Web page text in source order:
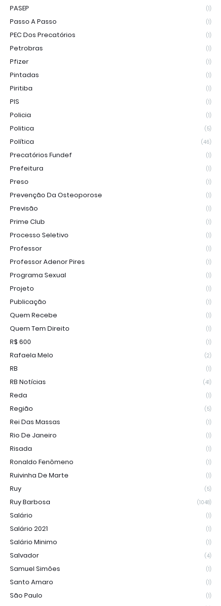
PASEP (1)
Passo A Passo (1)
PEC Dos Precatórios (1)
Petrobras (1)
Pfizer (1)
Pintadas (1)
Piritiba (1)
PIS (1)
Policia (1)
Politica (5)
Política (46)
Precatórios Fundef (1)
Prefeitura (1)
Preso (1)
Prevenção Da Osteoporose (1)
Previsão (1)
Prime Club (1)
Processo Seletivo (1)
Professor (1)
Professor Adenor Pires (1)
Programa Sexual (1)
Projeto (1)
Publicação (1)
Quem Recebe (1)
Quem Tem Direito (1)
R$ 600 (1)
Rafaela Melo (2)
RB (1)
RB Notícias (41)
Reda (1)
Região (5)
Rei Das Massas (1)
Rio De Janeiro (1)
Risada (1)
Ronaldo Fenômeno (1)
Ruivinha De Marte (1)
Ruy (5)
Ruy Barbosa (1048)
Salário (1)
Salário 2021 (1)
Salário Minimo (1)
Salvador (4)
Samuel Simões (1)
Santo Amaro (1)
São Paulo (1)